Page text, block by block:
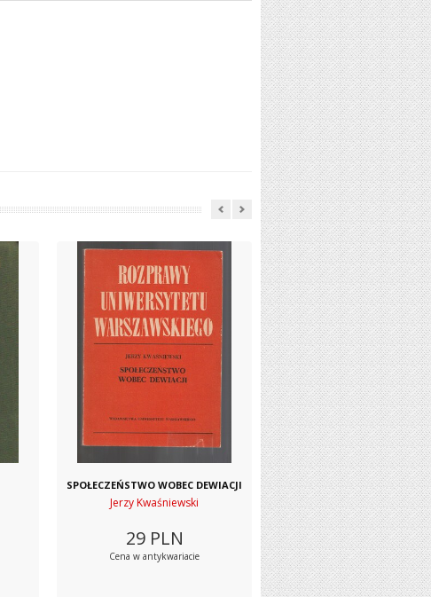
SPOŁECZEŃSTWO WOBEC DEWIACJI
Jerzy Kwaśniewski
29 PLN
Cena w antykwariacie